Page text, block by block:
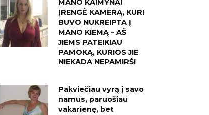
MANO KAIMYNAI
ĮRENGĖ KAMERĄ, KURI
BUVO NUKREIPTA Į
MANO KIEMĄ – AŠ
JIEMS PATEIKIAU
PAMOKĄ, KURIOS JIE
NIEKADA NEPAMIRŠ!
Pakviečiau vyrą į savo
namus, paruošiau
vakarienę, bet